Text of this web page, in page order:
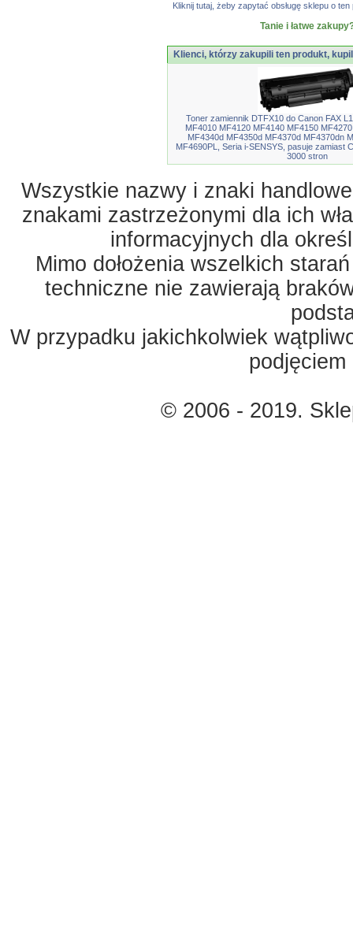
Kliknij tutaj, żeby zapytać obsługę sklepu o
Tanie i łatwe
Klienci, którzy zakupili ten produkt,
Toner zamiennik DTFX10 do Canon FAX
MF4010 MF4120 MF4140 MF4150
MF4340d MF4350d MF4370d MF4370dn
MF4690PL, Seria i-SENSYS, pasuje zamiast
3000 stron
Wszystkie nazwy i znaki
znakami zastrzeżonymi dla ich
informacyjnych dla
Mimo dołożenia wszelkich
techniczne nie zawierają
W przypadku jakichkolwiek
© 2006 - 2019.